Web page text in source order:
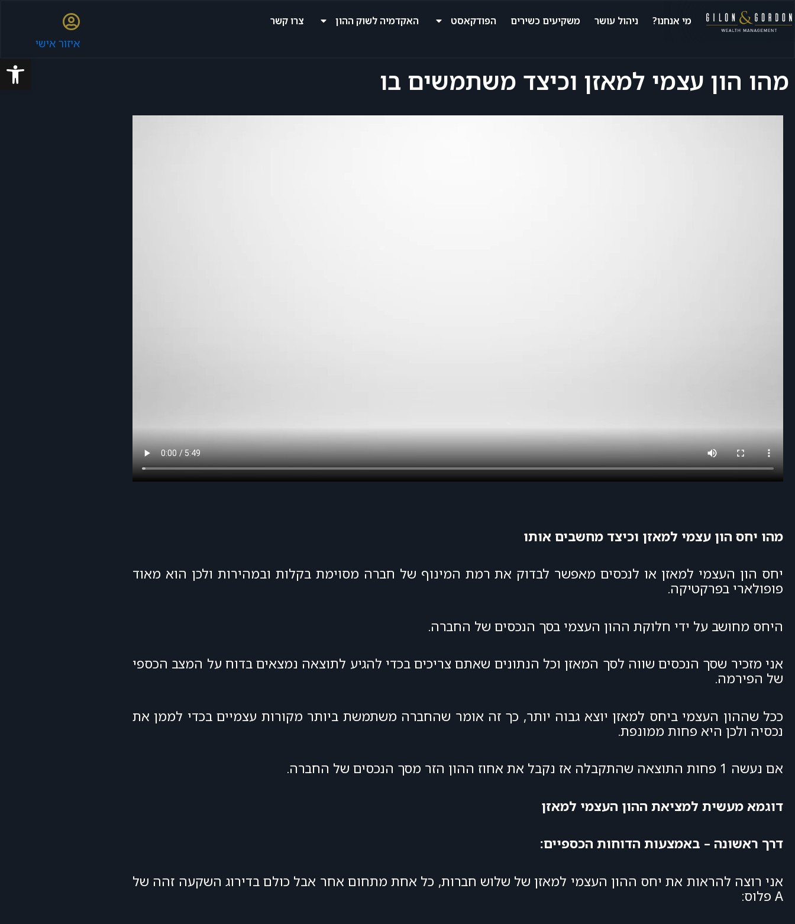
פתח
מי אנחנו? ניהול עושר משקיעים כשירים הפודקאסט האקדמיה לשוק ההון צרו קשר
איזור אישי
מהו הון עצמי למאזן וכיצד משתמשים בו
מהו יחס הון עצמי למאזן וכיצד מחשבים אותו
יחס הון העצמי למאזן או לנכסים מאפשר לבדוק את רמת המינוף של חברה מסוימת בקלות ובמהירות ולכן הוא מאוד
פופולארי בפרקטיקה.
היחס מחושב על ידי חלוקת ההון העצמי בסך הנכסים של החברה.
אני מזכיר שסך הנכסים שווה לסך המאזן וכל הנתונים שאתם צריכים בכדי להגיע לתוצאה נמצאים בדוח על המצב הכספי
של הפירמה.
ככל שההון העצמי ביחס למאזן יוצא גבוה יותר, כך זה אומר שהחברה משתמשת ביותר מקורות עצמיים בכדי לממן את
נכסיה ולכן היא פחות ממונפת.
אם נעשה 1 פחות התוצאה שהתקבלה אז נקבל את אחוז ההון הזר מסך הנכסים של החברה.
דוגמא מעשית למציאת ההון העצמי למאזן
דרך ראשונה – באמצעות הדוחות הכספיים:
אני רוצה להראות את יחס ההון העצמי למאזן של שלוש חברות, כל אחת מתחום אחר אבל כולם בדירוג השקעה זהה של
A פלוס: